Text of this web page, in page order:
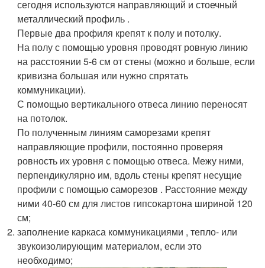
сегодня используются направляющий и стоечный
металлический профиль .
Первые два профиля крепят к полу и потолку.
На полу с помощью уровня проводят ровную линию
на расстоянии 5-6 см от стены (можно и больше, если
кривизна большая или нужно спрятать
коммуникации).
С помощью вертикального отвеса линию переносят
на потолок.
По полученным линиям саморезами крепят
направляющие профили, постоянно проверяя
ровность их уровня с помощью отвеса. Межу ними,
перпендикулярно им, вдоль стены крепят несущие
профили с помощью саморезов . Расстояние между
ними 40-60 см для листов гипсокартона шириной 120
см;
заполнение каркаса коммуникациями , тепло- или
звукоизолирующим материалом, если это
необходимо;